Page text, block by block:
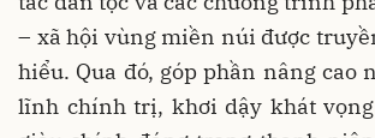
– xã hội vùng miền núi được
hiểu. Qua đó, góp phần nâng cao
lĩnh chính trị, khơi dậy khát